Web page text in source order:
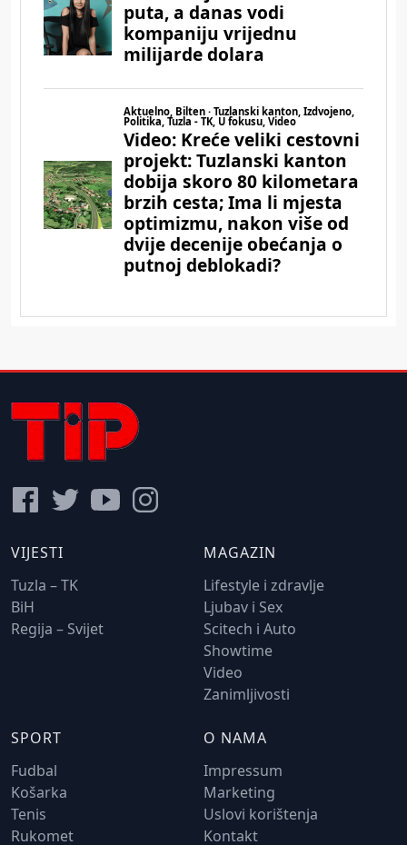
VIJESTI
Tuzla – TK
BiH
Regija – Svijet
MAGAZIN
Lifestyle i zdravlje
Ljubav i Sex
Scitech i Auto
Showtime
Video
Zanimljivosti
SPORT
Fudbal
Košarka
Tenis
Rukomet
O NAMA
Impressum
Marketing
Uslovi korištenja
Kontakt